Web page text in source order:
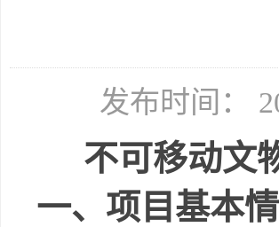
发布时间：
不可移动文
一、项目基本